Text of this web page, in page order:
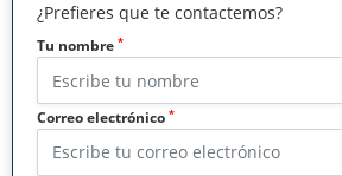
¿Prefieres que te contactemos?
Tu nombre *
Correo electrónico *